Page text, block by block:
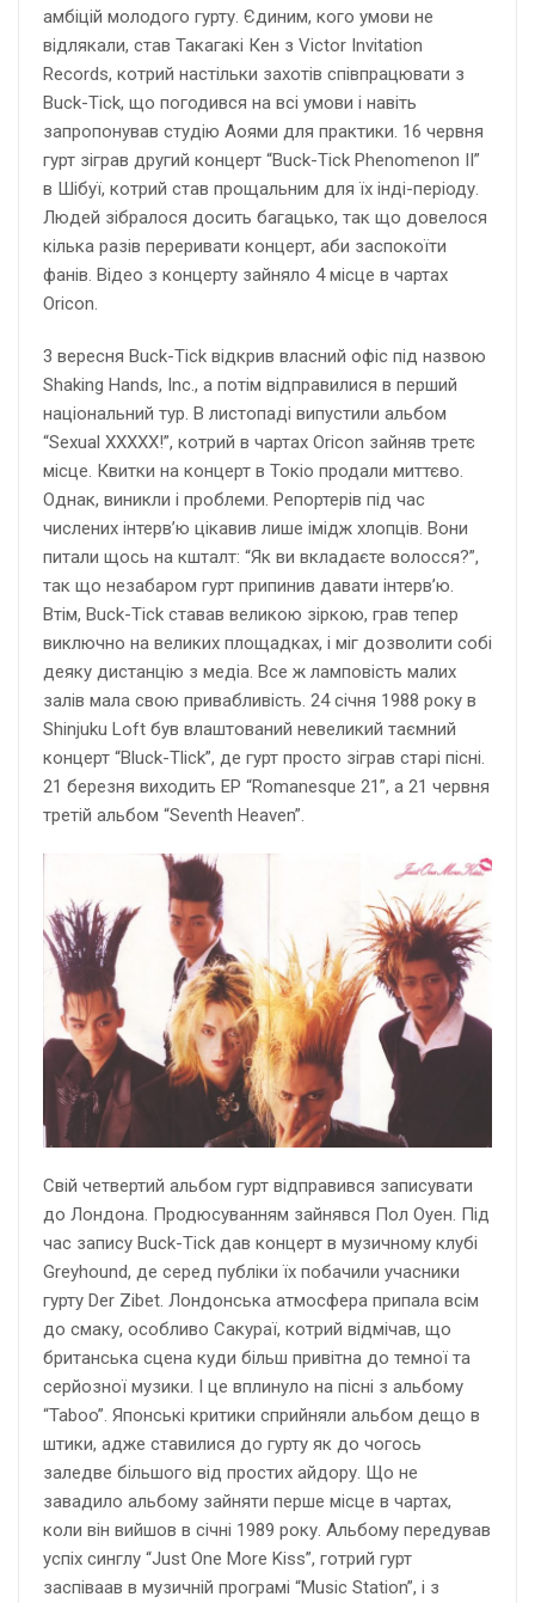
амбіцій молодого гурту. Єдиним, кого умови не
відлякали, став Такагакі Кен з Victor Invitation
Records, котрий настільки захотів співпрацювати з
Buck-Tick, що погодився на всі умови і навіть
запропонував студію Аоями для практики. 16 червня
гурт зіграв другий концерт “Buck-Tick Phenomenon II”
в Шібуї, котрий став прощальним для їх інді-періоду.
Людей зібралося досить багацько, так що довелося
кілька разів переривати концерт, аби заспокоїти
фанів. Відео з концерту зайняло 4 місце в чартах
Oricon.
3 вересня Buck-Tick відкрив власний офіс під назвою
Shaking Hands, Inc., а потім відправилися в перший
національний тур. В листопаді випустили альбом
“Sexual XXXXX!”, котрий в чартах Oricon зайняв третє
місце. Квитки на концерт в Токіо продали миттєво.
Однак, виникли і проблеми. Репортерів під час
числених інтерв’ю цікавив лише імідж хлопців. Вони
питали щось на кшталт: “Як ви вкладаєте волосся?”,
так що незабаром гурт припинив давати інтерв’ю.
Втім, Buck-Tick ставав великою зіркою, грав тепер
виключно на великих площадках, і міг дозволити собі
деяку дистанцію з медіа. Все ж ламповість малих
залів мала свою привабливість. 24 січня 1988 року в
Shinjuku Loft був влаштований невеликий таємний
концерт “Bluck-Tlick”, де гурт просто зіграв старі пісні.
21 березня виходить EP “Romanesque 21”, а 21 червня
третій альбом “Seventh Heaven”.
Свій четвертий альбом гурт відправився записувати
до Лондона. Продюсуванням зайнявся Пол Оуен. Під
час запису Buck-Tick дав концерт в музичному клубі
Greyhound, де серед публіки їх побачили учасники
гурту Der Zibet. Лондонська атмосфера припала всім
до смаку, особливо Сакураї, котрий відмічав, що
британська сцена куди більш привітна до темної та
серйозної музики. І це вплинуло на пісні з альбому
“Taboo”. Японські критики сприйняли альбом дещо в
штики, адже ставилися до гурту як до чогось
заледве більшого від простих айдору. Що не
завадило альбому зайняти перше місце в чартах,
коли він вийшов в січні 1989 року. Альбому передував
успіх синглу “Just One More Kiss”, готрий гурт
заспіваав в музичній програмі “Music Station”, і з